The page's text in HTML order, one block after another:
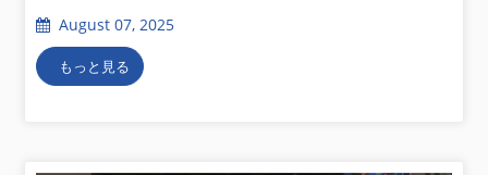
August 07, 2025
もっと見る